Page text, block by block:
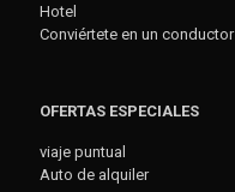
Hotel
Conviértete en un conductor
OFERTAS ESPECIALES
viaje puntual
Auto de alquiler